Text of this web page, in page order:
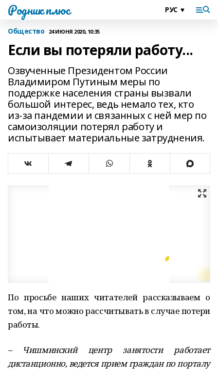
Родник плюс
Общество 24 ИЮНЯ 2020, 10:35
Если вы потеряли работу...
Озвученные Президентом России
Владимиром Путиным меры по
поддержке населения страны вызвали
большой интерес, ведь немало тех, кто
из-­за пандемии и связанных с ней мер по
самоизоляции потерял работу и
испытывает материальные затруднения.
По просьбе наших читателей рассказываем о
том, на что можно рассчитывать в случае потери
работы.
– Чишминский центр занятости работает
дистанционно, ведется прием граждан по порталу